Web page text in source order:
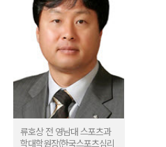
류호상 전 영남대 스포츠과
학대학원장(한국스포츠심리